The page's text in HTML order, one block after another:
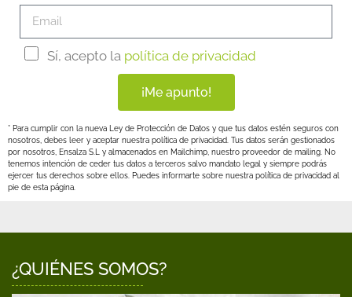
Sí, acepto la política de privacidad
¡Me apunto!
* Para cumplir con la nueva Ley de Protección de Datos y que tus datos estén seguros con
nosotros, debes leer y aceptar nuestra política de privacidad. Tus datos serán gestionados
por nosotros, Ensalza S.L y almacenados en Mailchimp, nuestro proveedor de mailing. No
tenemos intención de ceder tus datos a terceros salvo mandato legal y siempre podrás
ejercer tus derechos sobre ellos. Puedes informarte sobre nuestra política de privacidad al
pie de esta página.
¿QUIÉNES SOMOS?